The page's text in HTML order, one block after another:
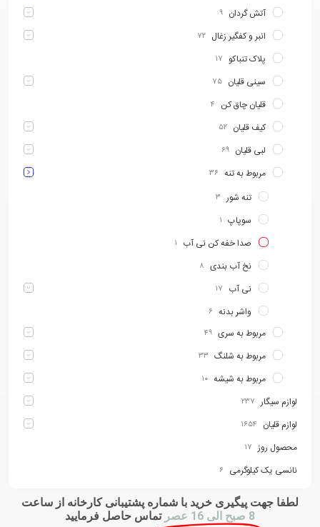
آتش گردان ۹
انبر و کفگیر زغال ۷۲
پلاک تنباکو ۱۷
سینی قلیان ۷۵
قلیان چاق کن ۴
کیف قلیان ۵۲
لبی قلیان ۶۹
مربوط به تنه ۳۶
تنه شور ۳
سوپاپ ۱
صدا خفه کن نی آب ۱
نخ آب بندی ۸
نی آب ۱۷
واشر بدنه ۶
مربوط به سری ۴۹
مربوط به شلنگ ۳۳
مربوط به شیشه ۱۰
لوازم سیگار ۲۳۷
لوازم قلیان ۱۶۵۴
محصول روز ۱۷
نانسی یک کیلوگرمی ۶
لطفا جهت پیگیری خرید با شماره پشتیبانی کارخانه از ساعت
8 صبح الی 16 عصر
تماس حاصل فرمایید